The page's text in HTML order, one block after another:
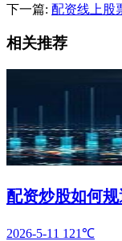
下一篇: 配资线上股
相关推荐
配资炒股如何
2026-5-11 121℃